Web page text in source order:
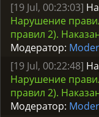
[19 Jul, 00:23:03]
Нарушение
правил 2).
Модератор:
[19 Jul, 00:22:48]
Нарушение
правил 2).
Модератор: